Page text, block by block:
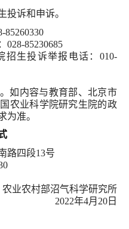
投诉和申诉。
85260330
028-85230685
招生投诉举报电话：010-
如内容与教育部、北京市
农业科学院研究生院的政
为准。
路四段13号
农业农村部沼气科学研究所
2022年4月20日